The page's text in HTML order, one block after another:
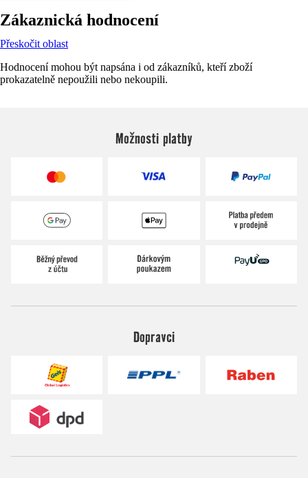
Zákaznická hodnocení
Přeskočit oblast
Hodnocení mohou být napsána i od zákazníků, kteří zboží
prokazatelně nepoužili nebo nekoupili.
Možnosti platby
Dopravci